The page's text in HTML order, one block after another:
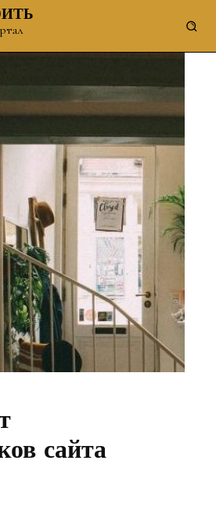
сайта